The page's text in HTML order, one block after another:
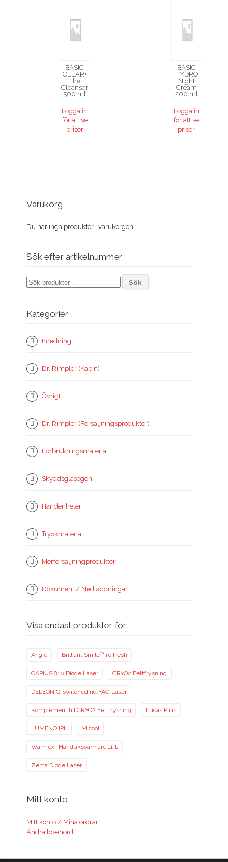
BASIC
CLEAR+
The
Cleanser
500 ml
Logga in
för att se
priser
BASIC
HYDRO
Night
Cream
200 ml
Logga in
för att se
priser
Varukorg
Du har inga produkter i varukorgen.
Sök efter artikelnummer
Sök
efter:
Sök
Kategorier
Inredning
Dr. Rimpler (Kabin)
Övrigt
Dr. Rimpler (Försäljningsprodukter)
Förbrukningsmaterial
Skyddsglasögon
Handenheter
Tryckmaterial
Merförsäljningprodukter
Dokument / Nedladdningar
Visa endast produkter för:
Angie Brilliant Smile™ re:fresh
CAPIUS 810 Diode Laser CRYO2 Fettfrysning
DELEON Q-switched nd:YAG Laser
Komplement till CRYO2 Fettfrysning Lucas Plus
LUMENO IPL Micool
Warmex- Handuksvärmare 11 L
Zema Diode Laser
Mitt konto
Mitt konto / Mina ordrar
Ändra lösenord